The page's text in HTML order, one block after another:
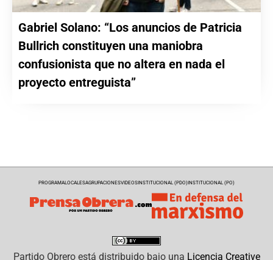
Gabriel Solano: “Los anuncios de Patricia
Bullrich constituyen una maniobra
confusionista que no altera en nada el
proyecto entreguista”
PROGRAMALOCALESAGRUPACIONESVIDEOSINSTITUCIONAL (PDO)INSTITUCIONAL (PO)
Partido Obreroestá distribuido bajo una Licencia Creative